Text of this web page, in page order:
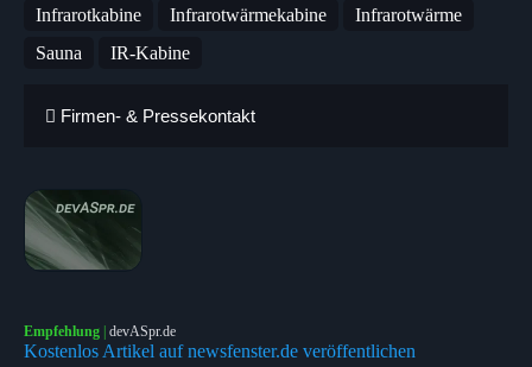
Infrarotkabine Infrarotwärmekabine
Infrarotwärme
Sauna
IR-Kabine
Firmen- & Pressekontakt
Empfehlung | devASpr.de
Kostenlos Artikel auf newsfenster.de veröffentlichen